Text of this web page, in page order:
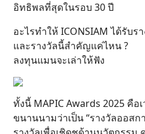
อิทธิพลที่สุดในรอบ 30 ปี
อะไรทำให้ ICONSIAM ได้รับร
และรางวัลนี้สำคัญแค่ไหน ?
ลงทุนแมนจะเล่าให้ฟัง
ทั้งนี้ MAPIC Awards 2025 คือ
ขนานนามว่าเป็น “รางวัลออสก